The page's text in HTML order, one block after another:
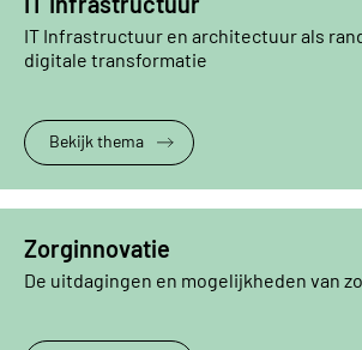
IT Infrastructuur en architectuur als
digitale transformatie
Bekijk thema
Zorginnovatie
De uitdagingen en mogelijkheden van